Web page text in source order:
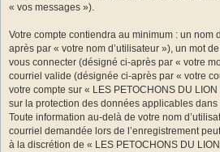
« vos messages »).
Votre compte contiendra au minimum : un nom
après par « votre nom d’utilisateur »), un mot
vous connecter (désigné ci-après par « votre
courriel valide (désignée ci-après par « votre
votre compte sur « LES PETOCHONS DU
sur la protection des données applicables
Toute information au-delà de votre nom
courriel demandée lors de l’enregistrement
à la discrétion de « LES PETOCHONS DU